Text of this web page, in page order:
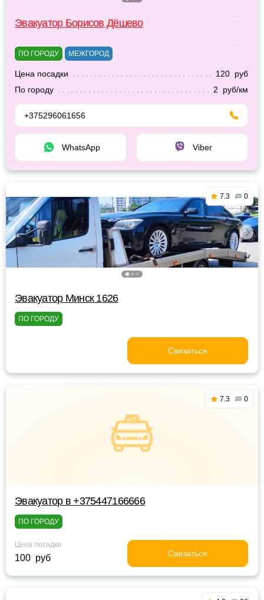
Эвакуатор Борисов Дёшево
ПО ГОРОДУ МЕЖГОРОД
Цена посадки
120 руб
По городу
2 руб/км
+375296061656
WhatsApp Viber
7.3 0
Эвакуатор Минск 1626
ПО ГОРОДУ
Связаться
7.3 0
Эвакуатор в +375447166666
ПО ГОРОДУ
Цена посадки
100 руб Связаться